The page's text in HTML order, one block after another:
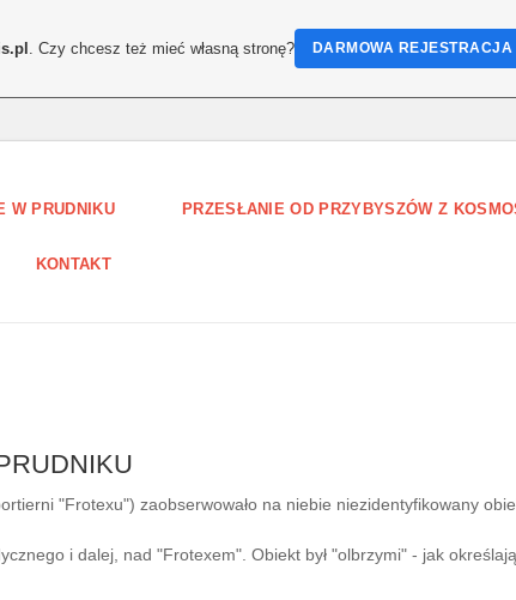
W PRUDNIKU PRZESŁANIE OD PRZYBYSZÓW Z
KONTAKT
"Frotexu") zaobserwowało na niebie niezidentyfikowany
i dalej, nad "Frotexem". Obiekt był "olbrzymi" - jak
. Czy chcesz też mieć własną stronę? DARMOWA REJESTRACJA